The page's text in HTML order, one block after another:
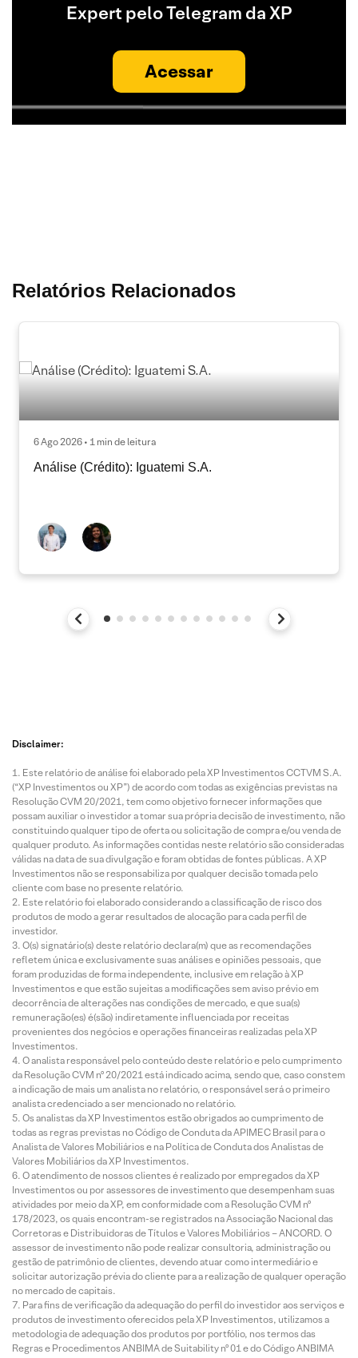
Expert pelo Telegram da XP
Acessar
Relatórios Relacionados
6 Ago 2026 • 1 min de leitura
Análise (Crédito): Iguatemi S.A.
Disclaimer:
Este relatório de análise foi elaborado pela XP Investimentos CCTVM S.A.
(“XP Investimentos ou XP”) de acordo com todas as exigências previstas na
Resolução CVM 20/2021, tem como objetivo fornecer informações que
possam auxiliar o investidor a tomar sua própria decisão de investimento, não
constituindo qualquer tipo de oferta ou solicitação de compra e/ou venda de
qualquer produto. As informações contidas neste relatório são consideradas
válidas na data de sua divulgação e foram obtidas de fontes públicas. A XP
Investimentos não se responsabiliza por qualquer decisão tomada pelo
cliente com base no presente relatório.
Este relatório foi elaborado considerando a classificação de risco dos
produtos de modo a gerar resultados de alocação para cada perfil de
investidor.
O(s) signatário(s) deste relatório declara(m) que as recomendações
refletem única e exclusivamente suas análises e opiniões pessoais, que
foram produzidas de forma independente, inclusive em relação à XP
Investimentos e que estão sujeitas a modificações sem aviso prévio em
decorrência de alterações nas condições de mercado, e que sua(s)
remuneração(es) é(são) indiretamente influenciada por receitas
provenientes dos negócios e operações financeiras realizadas pela XP
Investimentos.
O analista responsável pelo conteúdo deste relatório e pelo cumprimento
da Resolução CVM nº 20/2021 está indicado acima, sendo que, caso constem
a indicação de mais um analista no relatório, o responsável será o primeiro
analista credenciado a ser mencionado no relatório.
Os analistas da XP Investimentos estão obrigados ao cumprimento de
todas as regras previstas no Código de Conduta da APIMEC Brasil para o
Analista de Valores Mobiliários e na Política de Conduta dos Analistas de
Valores Mobiliários da XP Investimentos.
O atendimento de nossos clientes é realizado por empregados da XP
Investimentos ou por assessores de investimento que desempenham suas
atividades por meio da XP, em conformidade com a Resolução CVM nº
178/2023, os quais encontram-se registrados na Associação Nacional das
Corretoras e Distribuidoras de Títulos e Valores Mobiliários – ANCORD. O
assessor de investimento não pode realizar consultoria, administração ou
gestão de patrimônio de clientes, devendo atuar como intermediário e
solicitar autorização prévia do cliente para a realização de qualquer operação
no mercado de capitais.
Para fins de verificação da adequação do perfil do investidor aos serviços e
produtos de investimento oferecidos pela XP Investimentos, utilizamos a
metodologia de adequação dos produtos por portfólio, nos termos das
Regras e Procedimentos ANBIMA de Suitability nº 01 e do Código ANBIMA